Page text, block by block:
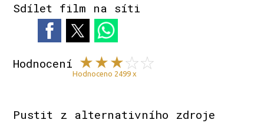
Sdílet film na síti
Hodnocení
Hodnoceno 2499 x
Pustit z alternativního zdroje